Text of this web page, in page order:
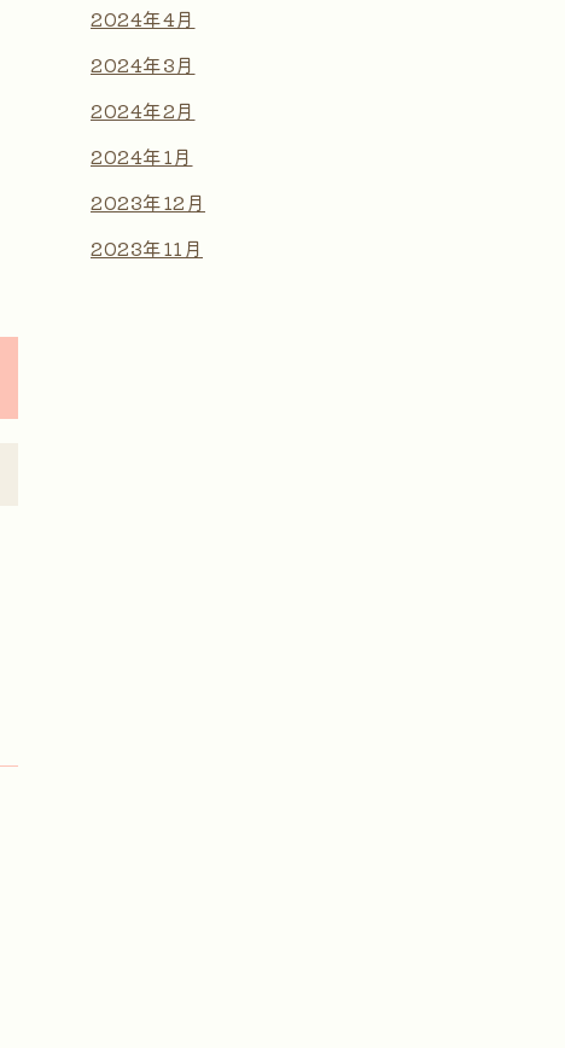
2024年4月
2024年3月
2024年2月
2024年1月
2023年12月
2023年11月